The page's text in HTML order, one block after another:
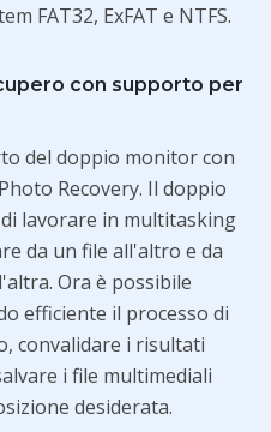
FAT32, ExFAT e NTFS.
con supporto per
del doppio monitor con
Recovery. Il doppio
lavorare in multitasking
da un file all'altro e da
Ora è possibile
efficiente il processo di
convalidare i risultati
i file multimediali
desiderata.